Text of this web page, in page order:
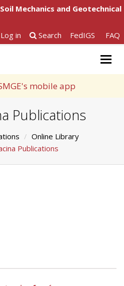
Mechanics and Geotechnical
Log in
Search FedIGS FAQ
mobile app
Publications
Online Library
Publications